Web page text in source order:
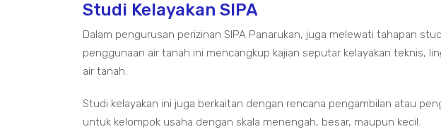
Studi Kelayakan SIPA
Dalam pengurusan perizinan SIPA Panarukan, juga melewati tahapan
penggunaan air tanah ini mencangkup kajian seputar kelayakan teknis,
air tanah.
Studi kelayakan ini juga berkaitan dengan rencana pengambilan atau
untuk kelompok usaha dengan skala menengah, besar, maupun kecil.